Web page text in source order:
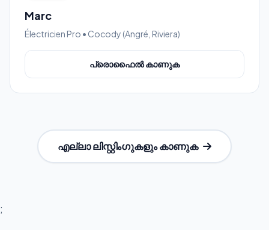
Marc
Électricien Pro • Cocody (Angré, Riviera)
പ്രൊഫൈൽ കാണുക
എല്ലാ ലിസ്റ്റിംഗുകളും കാണുക
;